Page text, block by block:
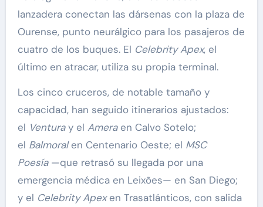
lanzadera conectan las dársenas con la plaza de
Ourense, punto neurálgico para los pasajeros de
cuatro de los buques. El Celebrity Apex, el
último en atracar, utiliza su propia terminal.
Los cinco cruceros, de notable tamaño y
capacidad, han seguido itinerarios ajustados:
el Venturay el Ameraen Calvo Sotelo;
el Balmoralen Centenario Oeste; el MSC
Poesía—que retrasó su llegada por una
emergencia médica en Leixões— en San Diego;
y el Celebrity Apexen Trasatlánticos, con salida